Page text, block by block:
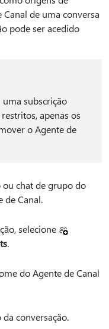
de uma conversa
pode ser acedido
subscrição
apenas os
o Agente de
ou chat de grupo do
de Canal.
selecione
.
do Agente de Canal
conversação.